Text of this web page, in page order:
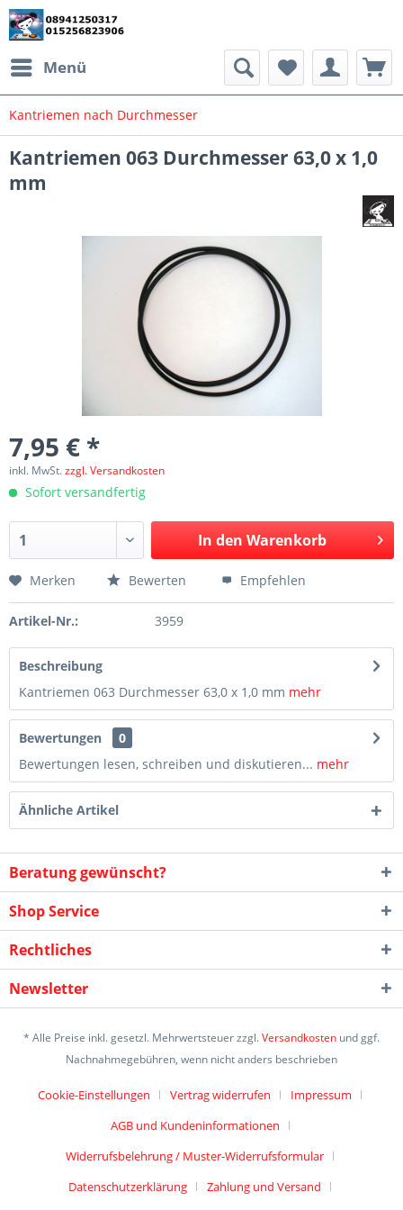
Menü
Kantriemen nach Durchmesser
Kantriemen 063 Durchmesser 63,0 x 1,0
mm
7,95 € *
inkl. MwSt.zzgl. Versandkosten
Sofort versandfertig
In den Warenkorb
Merken Bewerten Empfehlen
Artikel-Nr.: 3959
Beschreibung
Kantriemen 063 Durchmesser 63,0 x 1,0 mm mehr
Bewertungen
0
Bewertungen lesen, schreiben und diskutieren... mehr
Ähnliche Artikel
Beratung gewünscht?
Shop Service
Rechtliches
Newsletter
* Alle Preise inkl. gesetzl. Mehrwertsteuer zzgl.Versandkosten und ggf.
Nachnahmegebühren, wenn nicht anders beschrieben
Cookie-Einstellungen Vertrag widerrufen
Impressum
AGB und Kundeninformationen
Widerrufsbelehrung / Muster-Widerrufsformular
Datenschutzerklärung
Zahlung und Versand